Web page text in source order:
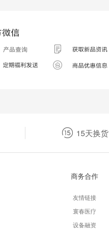
15天换货
商务合作
友情链接
寰春医疗
设备融资